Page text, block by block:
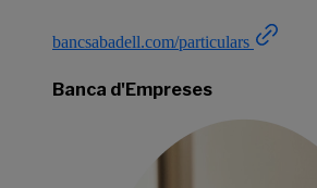
bancsabadell.com/particulars
Banca d'Empreses